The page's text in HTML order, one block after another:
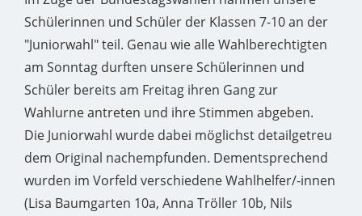
Schülerinnen und Schüler der Klassen 7-10 an der
"Juniorwahl" teil. Genau wie alle Wahlberechtigten
am Sonntag durften unsere Schülerinnen und
Schüler bereits am Freitag ihren Gang zur
Wahlurne antreten und ihre Stimmen abgeben.
Die Juniorwahl wurde dabei möglichst detailgetreu
dem Original nachempfunden. Dementsprechend
wurden im Vorfeld verschiedene Wahlhelfer/-innen
(Lisa Baumgarten 10a, Anna Tröller 10b, Nils